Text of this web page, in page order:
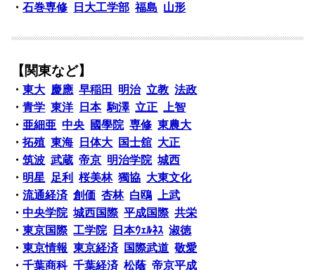
・石巻専修 日大工学部 福島 山形
【関東など】
・東大 慶應 早稲田 明治 立教 法政
・青学 東洋 日本 駒澤 立正
上智
・ 亜細亜 中央 國學院 専修 東農大
・拓殖 東海 日体大 国士舘 大正
・筑波 武蔵 帝京 明治学院 城西
・ 明星 足利 桜美林 獨協 大東文化
・流通経済 創価 杏林 白鴎
上武
・中央学院 城西国際 平成国際 共栄
・東京国際 工学院 日本ｳｪﾙﾈｽ 淑徳
・東京情報 東京経済 国際武道 敬愛
・千葉商科 千葉経済 松蔭 帝京平成